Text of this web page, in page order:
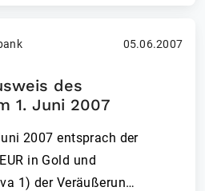
05.06.2007
des
1. Juni 2007
2007 entsprach der
in Gold und
1) der Veräußerun…